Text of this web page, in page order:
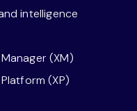
intelligence
(XM)
(XP)